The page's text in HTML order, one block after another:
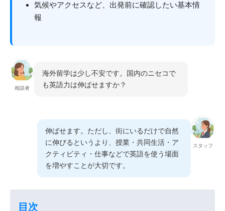
（神奈川）気候やアクセスなど、出発前に確認したい基本情
報
相談者
海外留学は少し不安です。国内のニセコで
も英語力は伸ばせますか？
スタッフ
伸ばせます。ただし、街にいるだけで自然
に伸びるというより、授業・共同生活・ア
クティビティ・仕事などで英語を使う場面
を増やすことが大切です。
目次